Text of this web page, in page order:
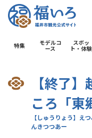
特集
モデルコ
ース
スポッ
ト・体験
【終了
ころ「東